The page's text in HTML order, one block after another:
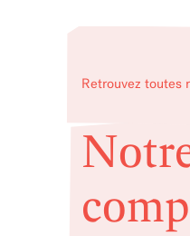
Retrouvez toutes